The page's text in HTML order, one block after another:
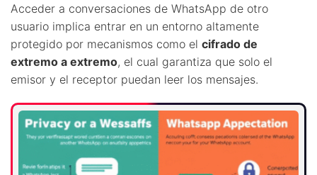
Acceder a conversaciones de WhatsApp de otro
usuario implica entrar en un entorno altamente
protegido por mecanismos como el cifrado de
extremo a extremo, el cual garantiza que solo el
emisor y el receptor puedan leer los mensajes.